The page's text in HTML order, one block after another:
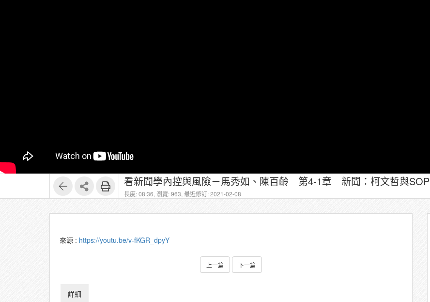
看新聞學內控與風險－馬秀如、陳百齡 第4-1章 新聞：柯文哲與SOP
長度: 08:36, 瀏覽: 963, 最近修訂: 2021-02-08
來源 : https://youtu.be/v-fKGR_dpyY
上一篇 下一篇
詳細